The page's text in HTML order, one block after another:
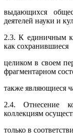
выдающихся
деятелей науки и
2.3. К единичным
как сохранившиеся
целиком в своем
фрагментарном
также являющиеся
2.4. Отнесение
коллекциям
только в